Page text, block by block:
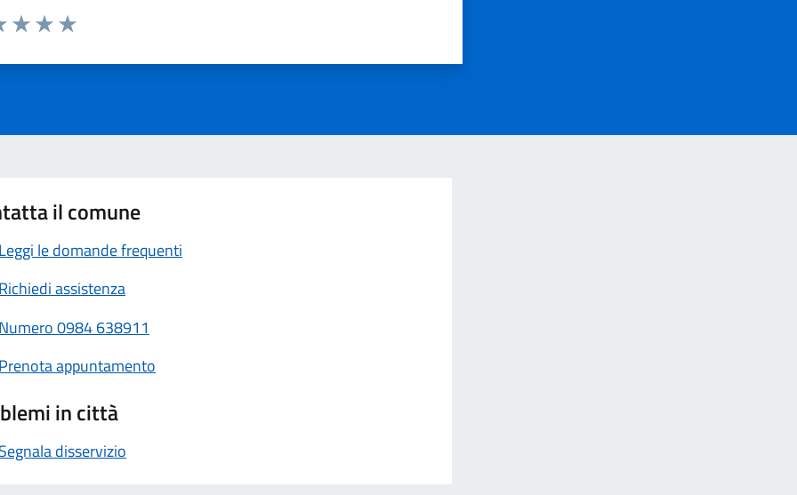
il comune
Leggi le domande frequenti
Richiedi assistenza
Numero0984 638911
Prenota appuntamento
in città
Segnala disservizio